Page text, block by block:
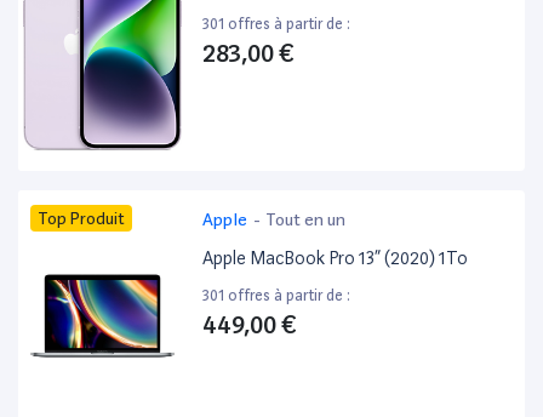
301 offres à partir de :
283,00 €
Top Produit Apple - Tout en un
Apple MacBook Pro 13” (2020) 1To
301 offres à partir de :
449,00 €